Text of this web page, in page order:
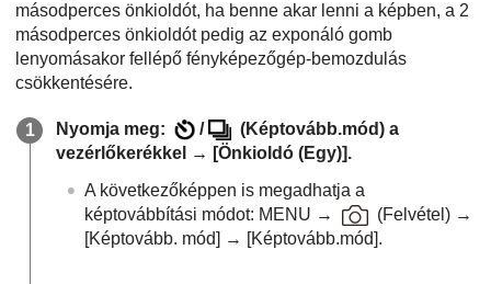
másodperces önkioldót, ha benne akar lenni a képben, a 2
másodperces önkioldót pedig az exponáló gomb
lenyomásakor fellépő fényképezőgép-bemozdulás
csökkentésére.
Nyomja meg: / (Képtovább.mód) a
vezérlőkerékkel → [Önkioldó (Egy)].
A következőképpen is megadhatja a
képtovábbítási módot: MENU → (Felvétel ) →
[Képtovább. mód] → [Képtovább.mód].